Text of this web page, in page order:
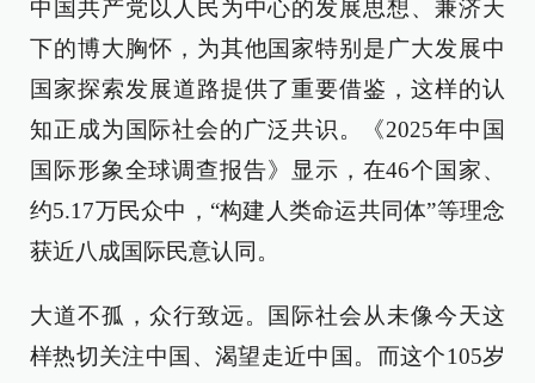
中国共产党以人民为中心的发展思想、兼济天
下的博大胸怀，为其他国家特别是广大发展中
国家探索发展道路提供了重要借鉴，这样的认
知正成为国际社会的广泛共识。《2025年中国
国际形象全球调查报告》显示，在46个国家、
约5.17万民众中，“构建人类命运共同体”等理念
获近八成国际民意认同。
大道不孤，众行致远。国际社会从未像今天这
样热切关注中国、渴望走近中国。而这个105岁